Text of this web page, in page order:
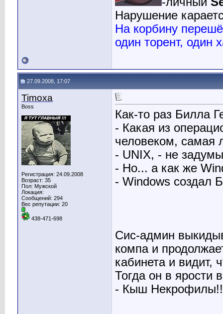
Нарушение
На корбину
один торент, один
27.09.2008, 17:07
Timoxa
Boss
Регистрация: 24.09.2008
Возраст: 35
Пол: Мужской
Локация:
Сообщений: 294
Вес репутации: 20
438-471-698
Как-то раз Билла
- Какая из
человеком, самая
- UNIX, - не
- Но... а как же
- Windows создал
Сис-админ
компа и
кабинета и видит,
Тогда он в ярости
- Кыш Некрофилы!!